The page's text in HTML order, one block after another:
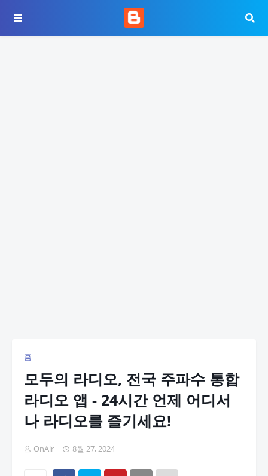
홈
모두의 라디오, 전국 주파수 통합
라디오 앱 - 24시간 언제 어디서
나 라디오를 즐기세요!
OnAir 8월 27, 2024